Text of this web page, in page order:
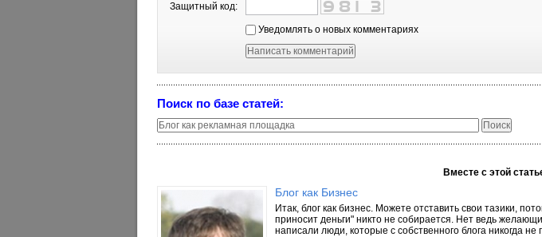
Защитный код:
Уведомлять о новых комментариях
Поиск по базе статей:
Вместе с этой
Блог как Бизнес
Итак, блог как бизнес. Можете отставить свои тазики,
приносит деньги" никто не собирается. Нет ведь
написали люди, которые с собственного блога никогда